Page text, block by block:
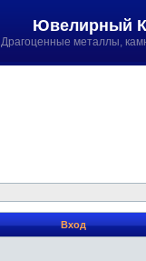
Ювелирный
Драгоценные металлы,
Вход